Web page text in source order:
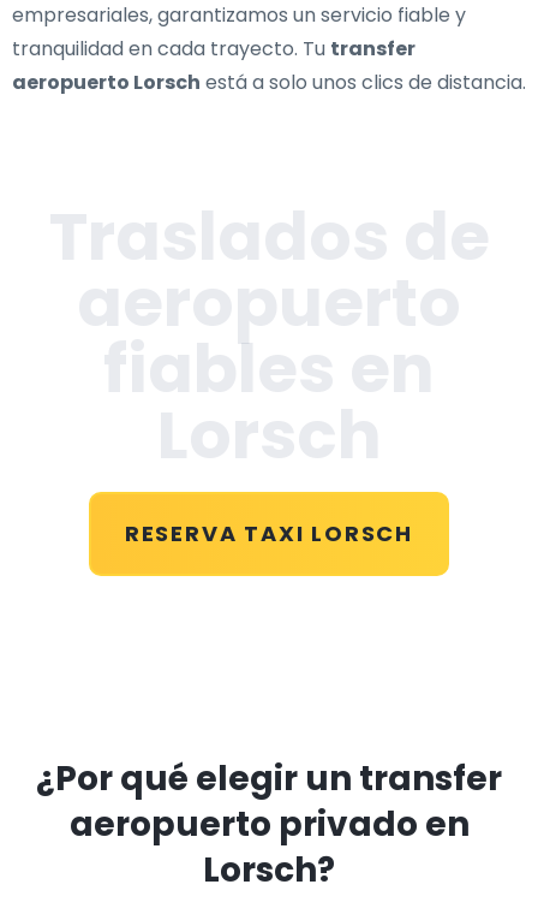
empresariales, garantizamos un servicio fiable y
tranquilidad en cada trayecto. Tu transfer
aeropuerto Lorsch está a solo unos clics de distancia.
fiables en
RESERVA TAXI LORSCH
¿Por qué elegir un transfer
aeropuerto privado en
Lorsch?